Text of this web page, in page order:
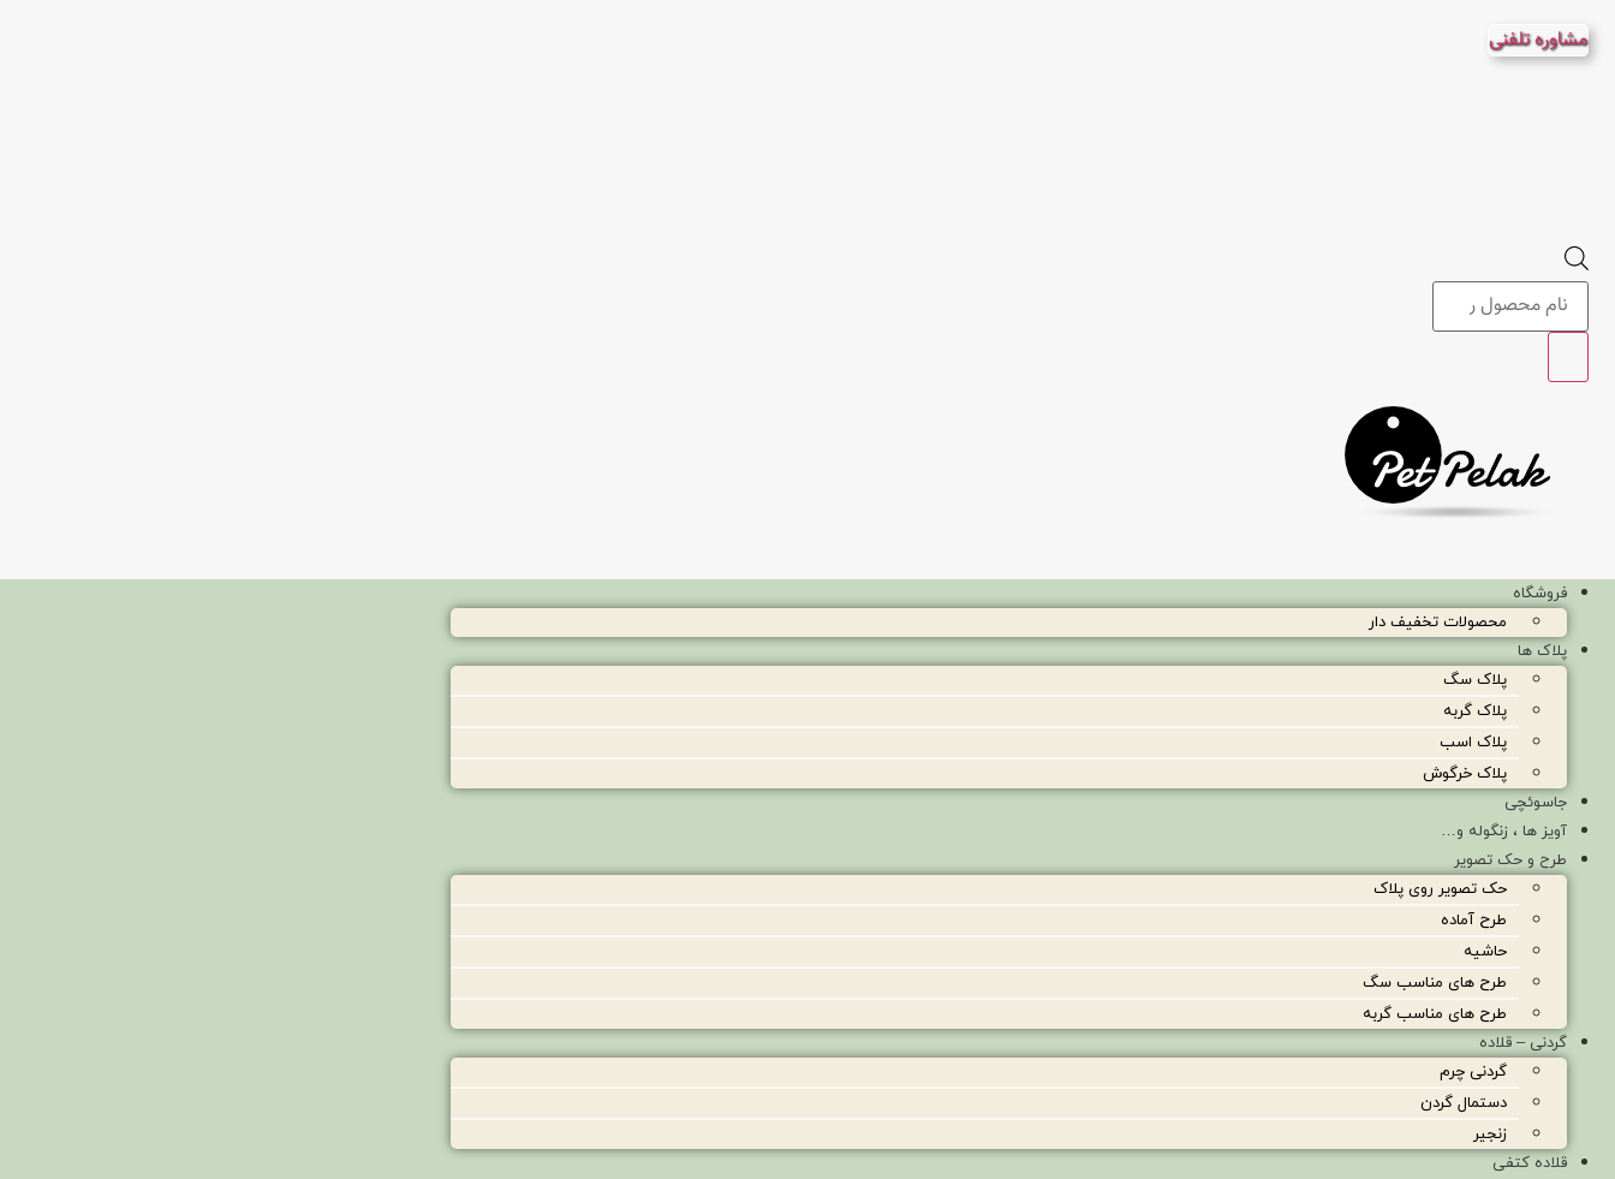
محتوا
مشاوره تلفنی
Products
search
فروشگاه
محصولات تخفیف دار
پلاک ها
پلاک سگ
پلاک گربه
پلاک اسب
پلاک خرگوش
جاسوئچی
آویز ها ، زنگوله و…
طرح و حک تصویر
حک تصویر روی پلاک
طرح آماده
حاشیه
طرح های مناسب سگ
طرح های مناسب گربه
گردنی – قلاده
گردنی چرم
دستمال گردن
زنجیر
قلاده کتفی